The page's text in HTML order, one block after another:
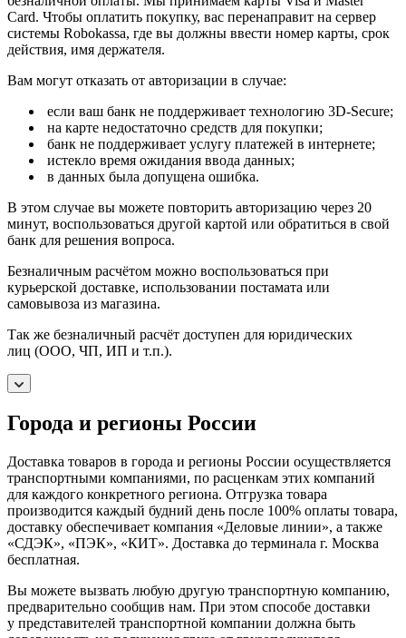
Card. Чтобы оплатить покупку, вас перенаправит на сервер
системы Robokassa, где вы должны ввести номер карты, срок
действия, имя держателя.
Вам могут отказать от авторизации в случае:
если ваш банк не поддерживает технологию 3D-Secure;
на карте недостаточно средств для покупки;
банк не поддерживает услугу платежей в интернете;
истекло время ожидания ввода данных;
в данных была допущена ошибка.
В этом случае вы можете повторить авторизацию через 20
минут, воспользоваться другой картой или обратиться в свой
банк для решения вопроса.
Безналичным расчётом можно воспользоваться при
курьерской доставке, использовании постамата или
самовывоза из магазина.
Так же безналичный расчёт доступен для юридических
лиц (ООО, ЧП, ИП и т.п.).
Города и регионы России
Доставка товаров в города и регионы России осуществляется
транспортными компаниями, по расценкам этих компаний
для каждого конкретного региона. Отгрузка товара
производится каждый будний день после 100% оплаты товара,
доставку обеспечивает компания «Деловые линии», а также
«СДЭК», «ПЭК», «КИТ». Доставка до терминала г. Москва
бесплатная.
Вы можете вызвать любую другую транспортную компанию,
предварительно сообщив нам. При этом способе доставки
у представителей транспортной компании должна быть